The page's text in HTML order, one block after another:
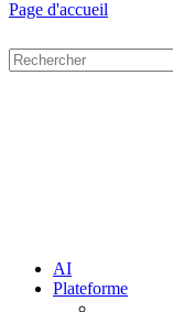
Page d'accueil
AI
Plateforme